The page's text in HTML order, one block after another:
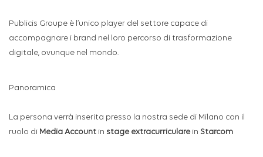
Publicis Groupe è l’unico player del settore capace di
accompagnare i brand nel loro percorso di trasformazione
digitale, ovunque nel mondo.
Panoramica
La persona verrà inserita presso la nostra sede di Milano con il
ruolo di Media Account in stage extracurriculare in Starcom